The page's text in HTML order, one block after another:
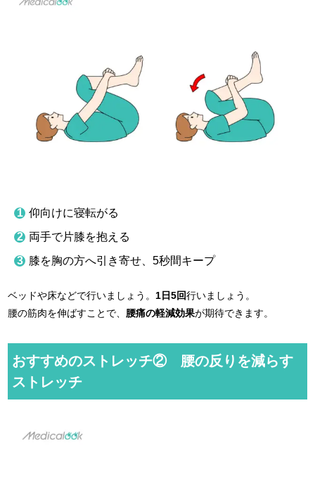
仰向けに寝転がる
両手で片膝を抱える
膝を胸の方へ引き寄せ、5秒間キープ
ベッドや床などで行いましょう。 1日5回行いましょう。
腰の筋肉を伸ばすことで、 腰痛の軽減効果が期待できます。
おすすめのストレッチ② 腰の反りを減らす
ストレッチ